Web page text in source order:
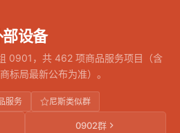
设备
0901，共 462 项商品服务项目（含
标局最新公布为准）。
服务 尼斯类似群
0902群